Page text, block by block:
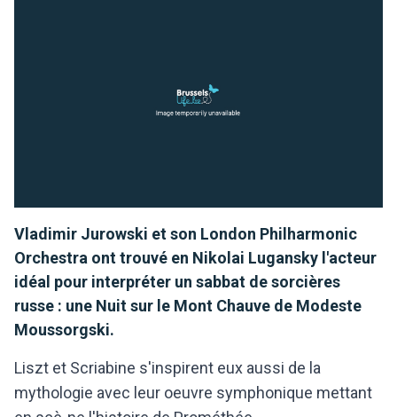
Vladimir Jurowski et son London Philharmonic
Orchestra ont trouvé en Nikolai Lugansky l'acteur
idéal pour interpréter un sabbat de sorcières
russe : une Nuit sur le Mont Chauve de Modeste
Moussorgski.
Liszt et Scriabine s'inspirent eux aussi de la
mythologie avec leur oeuvre symphonique mettant